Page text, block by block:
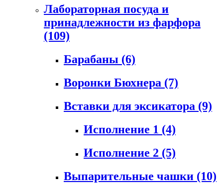
Лабораторная посуда и
принадлежности из фарфора
(109)
Барабаны (6)
Воронки Бюхнера (7)
Вставки для эксикатора (9)
Исполнение 1 (4)
Исполнение 2 (5)
Выпарительные чашки (10)